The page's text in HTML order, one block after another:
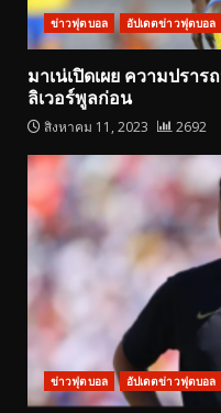
ข่าวฟุตบอล อัปเดตข่าวฟุตบอล
มาเน่เปิดเผย ความปรา
ลิเวอร์พูลก่อน
สิงหาคม 11, 2023 2692
ข่าวฟุตบอล อัปเดตข่าวฟุตบอล